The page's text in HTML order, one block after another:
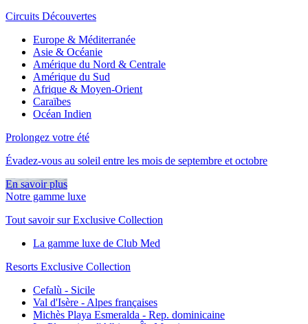
Circuits Découvertes
Europe & Méditerranée
Asie & Océanie
Amérique du Nord & Centrale
Amérique du Sud
Afrique & Moyen-Orient
Caraïbes
Océan Indien
Prolongez votre été
Évadez-vous au soleil entre les mois de septembre et octobre
En savoir plus
Notre gamme luxe
Tout savoir sur Exclusive Collection
La gamme luxe de Club Med
Resorts Exclusive Collection
Cefalù - Sicile
Val d'Isère - Alpes françaises
Michès Playa Esmeralda - Rep. dominicaine